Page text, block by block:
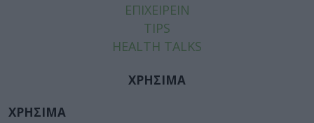
ΕΠΙΧΕΙΡΕΙΝ
TIPS
HEALTH TALKS
ΧΡΗΣΙΜΑ
ΧΡΗΣΙΜΑ